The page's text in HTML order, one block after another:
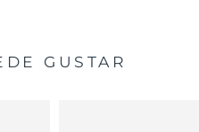
GUSTAR